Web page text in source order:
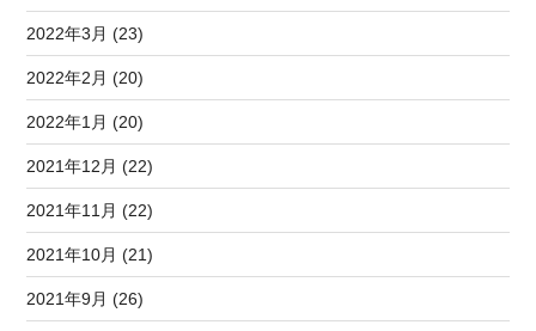
2022年3月 (23)
2022年2月 (20)
2022年1月 (20)
2021年12月 (22)
2021年11月 (22)
2021年10月 (21)
2021年9月 (26)